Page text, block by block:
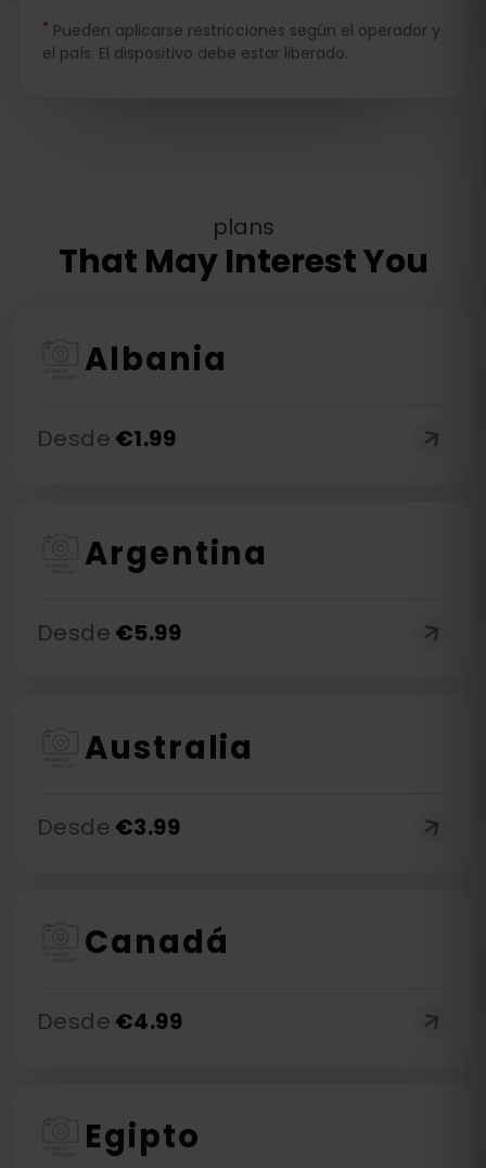
* Pueden aplicarse restricciones según el operador y
el país. El dispositivo debe estar liberado.
plans
That May Interest You
Albania
Desde €1.99
Argentina
Desde €5.99
Australia
Desde €3.99
Canadá
Desde €4.99
Egipto